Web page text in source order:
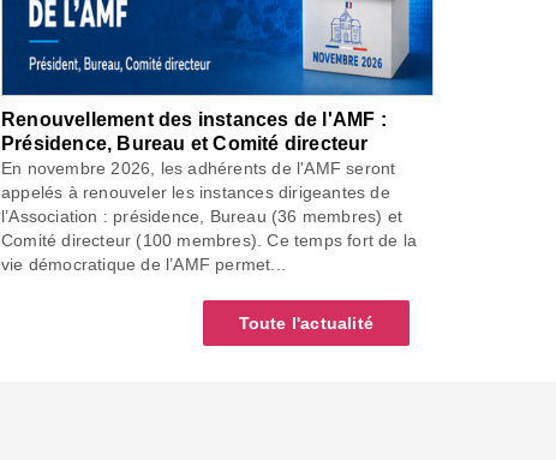
Renouvellement des instances de l'AMF :
Présidence, Bureau et Comité directeur
En novembre 2026, les adhérents de l'AMF seront
appelés à renouveler les instances dirigeantes de
l’Association : présidence, Bureau (36 membres) et
Comité directeur (100 membres). Ce temps fort de la
vie démocratique de l’AMF permet...
Toute l'actualité